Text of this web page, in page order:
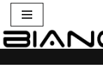
Vai